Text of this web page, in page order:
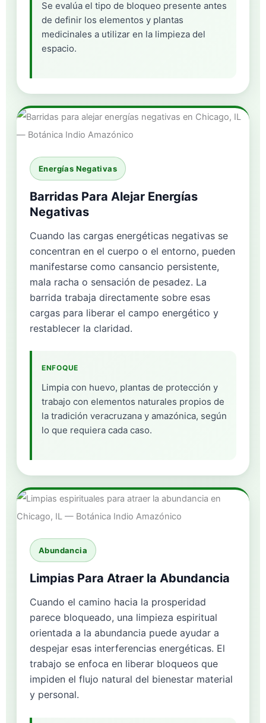
Se evalúa el tipo de bloqueo presente antes
de definir los elementos y plantas
medicinales a utilizar en la limpieza del
espacio.
Energías Negativas
Barridas Para Alejar Energías
Negativas
Cuando las cargas energéticas negativas se
concentran en el cuerpo o el entorno, pueden
manifestarse como cansancio persistente,
mala racha o sensación de pesadez. La
barrida trabaja directamente sobre esas
cargas para liberar el campo energético y
restablecer la claridad.
ENFOQUE
Limpia con huevo, plantas de protección y
trabajo con elementos naturales propios de
la tradición veracruzana y amazónica, según
lo que requiera cada caso.
Abundancia
Limpias Para Atraer la Abundancia
Cuando el camino hacia la prosperidad
parece bloqueado, una limpieza espiritual
orientada a la abundancia puede ayudar a
despejar esas interferencias energéticas. El
trabajo se enfoca en liberar bloqueos que
impiden el flujo natural del bienestar material
y personal.